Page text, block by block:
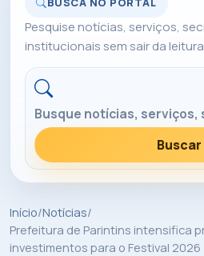
Pesquise notícias, serviços,
institucionais sem sair da
Buscar no portal
Buscar
Início/Notícias/
Prefeitura de Parintins intensifica
investimentos para o Festival 2026